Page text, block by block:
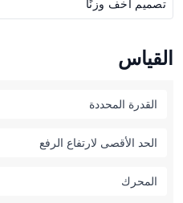
تصميم أخف وزنًا
القياس
القدرة المحددة
الحد الأقصى لارتفاع الرفع
المحرك